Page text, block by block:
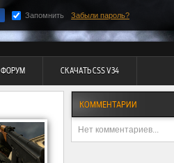
Запомнить Забыли пароль?
ФОРУМ СКАЧАТЬ CSS V34
КОММЕНТАРИИ
Нет комментариев...